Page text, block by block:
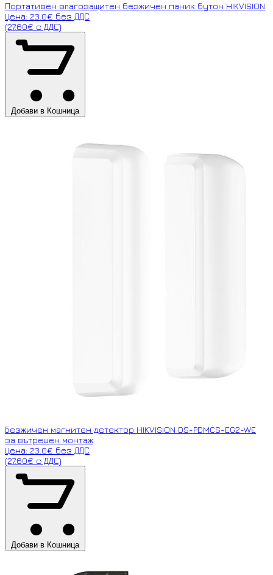
Портативен влагозащитен безжичен паник бутон HIKVISION
Цена: 23.0€ без ДДС
(27.60€ с ДДС)
Добави в Кошница
Безжичен магнитен детектор HIKVISION DS-PDMCS-EG2-WE
за вътрешен монтаж
Цена: 23.0€ без ДДС
(27.60€ с ДДС)
Добави в Кошница